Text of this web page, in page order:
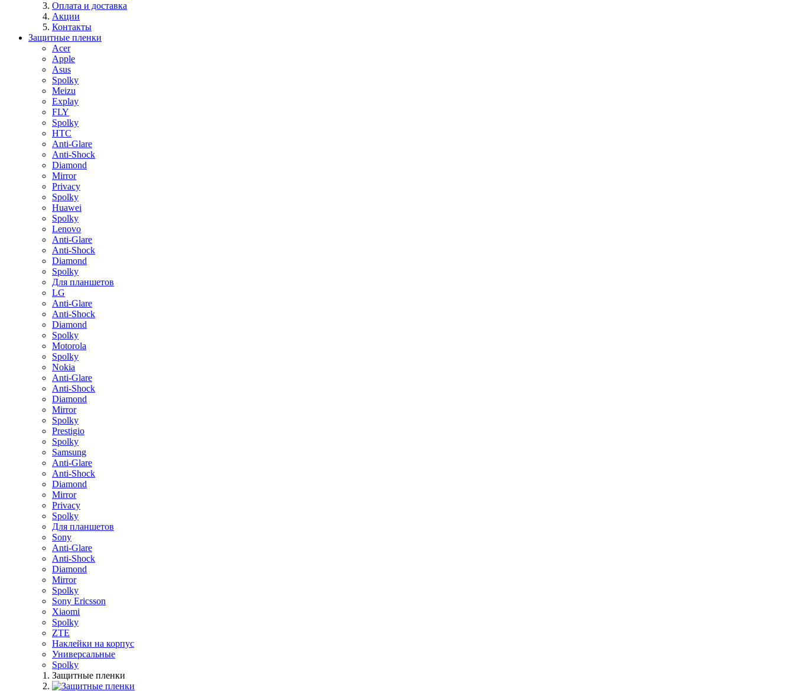
Оплата и доставка
Акции
Контакты
Защитные пленки
Acer
Apple
Asus
Spolky
Meizu
Explay
FLY
Spolky
HTC
Anti-Glare
Anti-Shock
Diamond
Mirror
Privacy
Spolky
Huawei
Spolky
Lenovo
Anti-Glare
Anti-Shock
Diamond
Spolky
Для планшетов
LG
Anti-Glare
Anti-Shock
Diamond
Spolky
Motorola
Spolky
Nokia
Anti-Glare
Anti-Shock
Diamond
Mirror
Spolky
Prestigio
Spolky
Samsung
Anti-Glare
Anti-Shock
Diamond
Mirror
Privacy
Spolky
Для планшетов
Sony
Anti-Glare
Anti-Shock
Diamond
Mirror
Spolky
Sony Ericsson
Xiaomi
Spolky
ZTE
Наклейки на корпус
Универсальные
Spolky
Защитные пленки